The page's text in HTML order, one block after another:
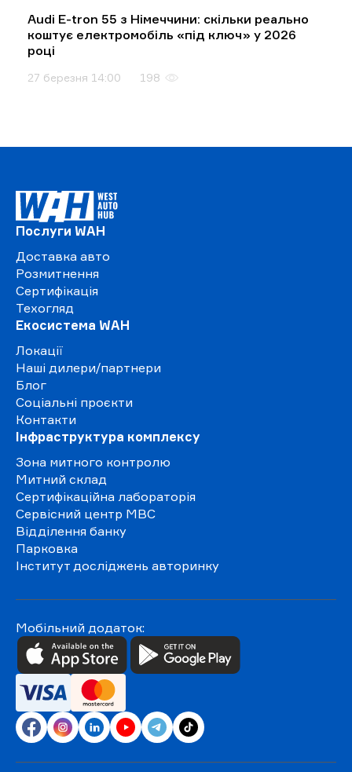
Audi E-tron 55 з Німеччини: скільки реально
коштує електромобіль «під ключ» у 2026
році
27 березня 14:00 198
Послуги WAH
Доставка авто
Розмитнення
Сертифікація
Техогляд
Екосистема WAH
Локації
Наші дилери/партнери
Блог
Соціальні проєкти
Контакти
Інфраструктура комплексу
Зона митного контролю
Митний склад
Сертифікаційна лабораторія
Сервісний центр МВС
Відділення банку
Парковка
Інститут досліджень авторинку
Мобільний додаток: